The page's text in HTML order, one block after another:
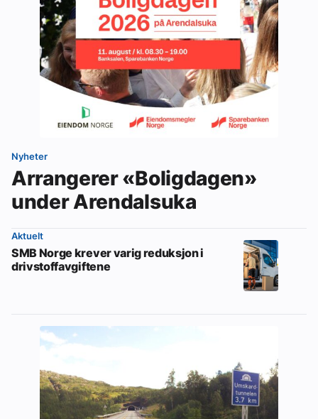
Nyheter
Arrangerer «Boligdagen»
under Arendalsuka
Aktuelt
SMB Norge krever varig reduksjon i
drivstoffavgiftene